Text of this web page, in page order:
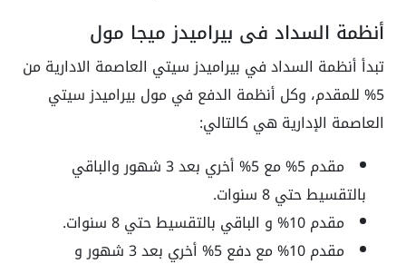
أنظمة السداد في بيراميدز ميجا مول
تبدأ أنظمة السداد في بيراميدز سيتي العاصمة الادارية من
5% للمقدم، وكل أنظمة الدفع في مول بيراميدز سيتي
العاصمة الإدارية هي كالتالي:
مقدم 5% مع 5% أخري بعد 3 شهور والباقي
بالتقسيط حتي 8 سنوات.
مقدم 10% و الباقي بالتقسيط حتي 8 سنوات.
مقدم 10% مع دفع 5% أخري بعد 3 شهور و